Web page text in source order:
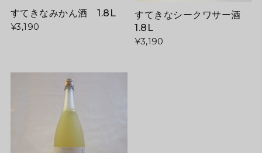
すてきなみかん酒 1.8L
¥3,190
すてきなシークワサー酒
1.8L
¥3,190